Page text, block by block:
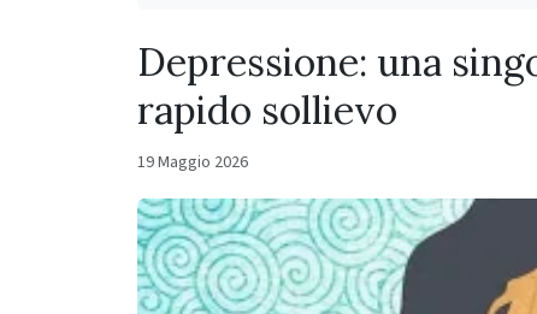
Depressione: una
rapido sollievo
19 Maggio 2026